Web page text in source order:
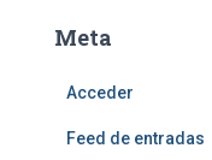
Meta
Acceder
Feed de entradas